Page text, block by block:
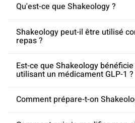
Qu'est-ce que Shakeology ?
Shakeology peut-il être utilisé
repas ?
Est-ce que Shakeology
utilisant un médicament GLP-1 ?
Comment prépare-t-on